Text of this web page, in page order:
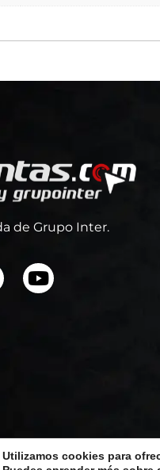
de Grupo Inter.
Utilizamos cookies para